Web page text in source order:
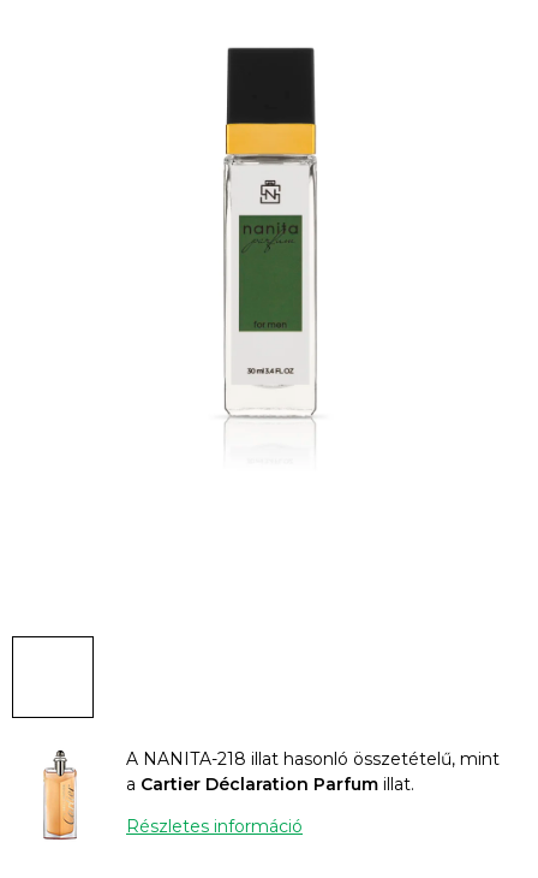
A NANITA-218 illat hasonló összetételű, mint
a Cartier Déclaration Parfum illat.
Részletes információ